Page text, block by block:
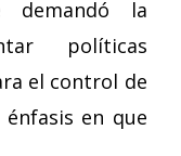
la
políticas
el control de
en que